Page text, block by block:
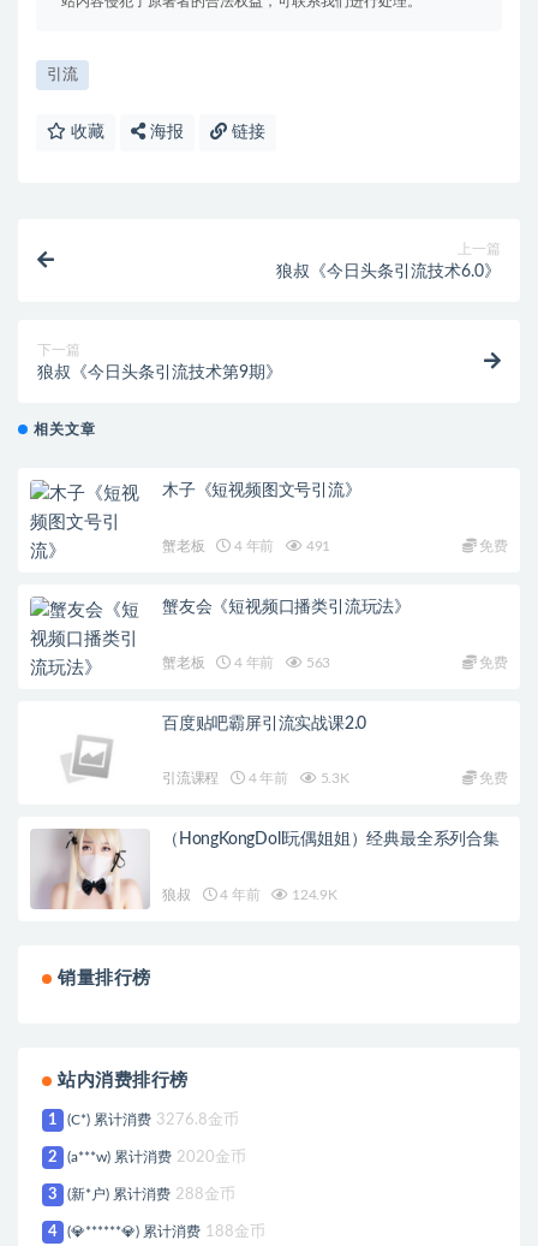
引流
收藏 海报 链接
上一篇
狼叔《今日头条引流技术6.0》
下一篇
狼叔《今日头条引流技术第9期》
相关文章
木子《短视频图文号引流》
蟹老板 4 年前 491 免费
蟹友会《短视频口播类引流玩法》
蟹老板 4 年前 563 免费
百度贴吧霸屏引流实战课2.0
引流课程 4 年前 5.3K 免费
（HongKongDoll玩偶姐姐）经典最全系列合集
狼叔 4 年前 124.9K
销量排行榜
站内消费排行榜
1 (C*) 累计消费 3276.8金币
2 (a***w) 累计消费 2020金币
3 (新*户) 累计消费 288金币
4 (💎******💎) 累计消费 188金币